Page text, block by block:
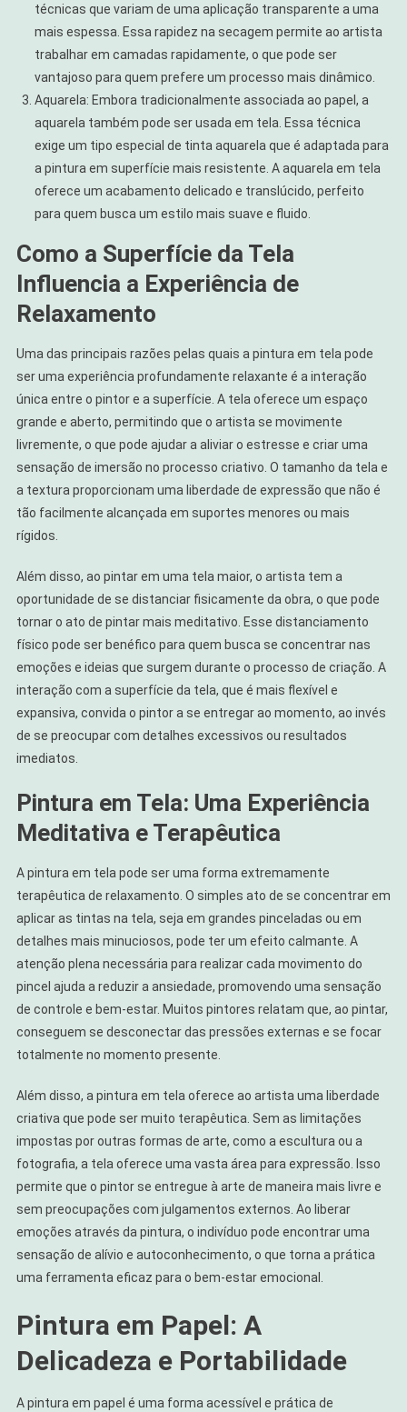
técnicas que variam de uma aplicação transparente a uma
mais espessa. Essa rapidez na secagem permite ao artista
trabalhar em camadas rapidamente, o que pode ser
vantajoso para quem prefere um processo mais dinâmico.
Aquarela: Embora tradicionalmente associada ao papel, a
aquarela também pode ser usada em tela. Essa técnica
exige um tipo especial de tinta aquarela que é adaptada para
a pintura em superfície mais resistente. A aquarela em tela
oferece um acabamento delicado e translúcido, perfeito
para quem busca um estilo mais suave e fluido.
Como a Superfície da Tela
Influencia a Experiência de
Relaxamento
Uma das principais razões pelas quais a pintura em tela pode
ser uma experiência profundamente relaxante é a interação
única entre o pintor e a superfície. A tela oferece um espaço
grande e aberto, permitindo que o artista se movimente
livremente, o que pode ajudar a aliviar o estresse e criar uma
sensação de imersão no processo criativo. O tamanho da tela e
a textura proporcionam uma liberdade de expressão que não é
tão facilmente alcançada em suportes menores ou mais
rígidos.
Além disso, ao pintar em uma tela maior, o artista tem a
oportunidade de se distanciar fisicamente da obra, o que pode
tornar o ato de pintar mais meditativo. Esse distanciamento
físico pode ser benéfico para quem busca se concentrar nas
emoções e ideias que surgem durante o processo de criação. A
interação com a superfície da tela, que é mais flexível e
expansiva, convida o pintor a se entregar ao momento, ao invés
de se preocupar com detalhes excessivos ou resultados
imediatos.
Pintura em Tela: Uma Experiência
Meditativa e Terapêutica
A pintura em tela pode ser uma forma extremamente
terapêutica de relaxamento. O simples ato de se concentrar em
aplicar as tintas na tela, seja em grandes pinceladas ou em
detalhes mais minuciosos, pode ter um efeito calmante. A
atenção plena necessária para realizar cada movimento do
pincel ajuda a reduzir a ansiedade, promovendo uma sensação
de controle e bem-estar. Muitos pintores relatam que, ao pintar,
conseguem se desconectar das pressões externas e se focar
totalmente no momento presente.
Além disso, a pintura em tela oferece ao artista uma liberdade
criativa que pode ser muito terapêutica. Sem as limitações
impostas por outras formas de arte, como a escultura ou a
fotografia, a tela oferece uma vasta área para expressão. Isso
permite que o pintor se entregue à arte de maneira mais livre e
sem preocupações com julgamentos externos. Ao liberar
emoções através da pintura, o indivíduo pode encontrar uma
sensação de alívio e autoconhecimento, o que torna a prática
uma ferramenta eficaz para o bem-estar emocional.
Pintura em Papel: A
Delicadeza e Portabilidade
A pintura em papel é uma forma acessível e prática de